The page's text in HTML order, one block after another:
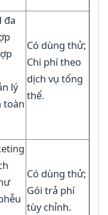
đa
lý
toàn
Có dùng thử;
Chi phí theo
dịch vụ tổng
thể.
Có dùng thử;
Gói trả phí
tùy chỉnh.